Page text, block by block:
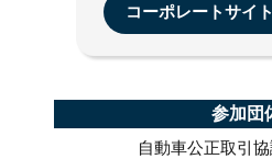
コーポレートサイ
参加団
自動車公正取引